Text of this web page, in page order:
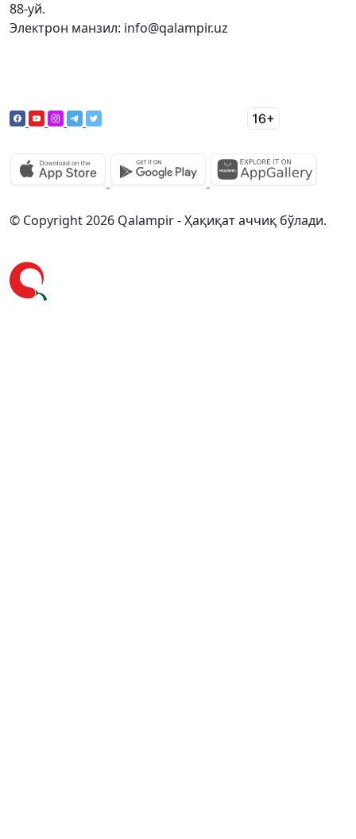
88-уй.
Электрон манзил: info@qalampir.uz
© Copyright 2026 Qalampir - Ҳақиқат аччиқ бўлади.